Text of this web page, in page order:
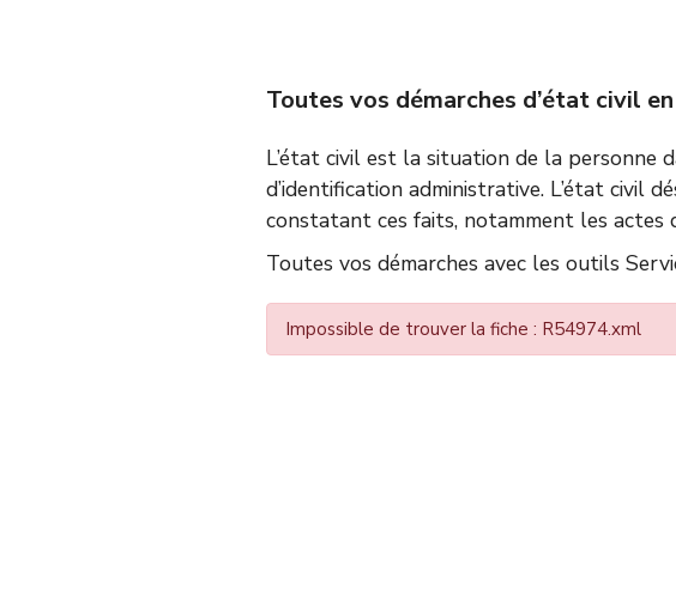
Toutes vos démarches d’état civil
L’état civil est la situation de la personne
d’identification administrative. L’état civil
constatant ces faits, notamment les actes
Toutes vos démarches avec les outils
Impossible de trouver la fiche : R54974.xml